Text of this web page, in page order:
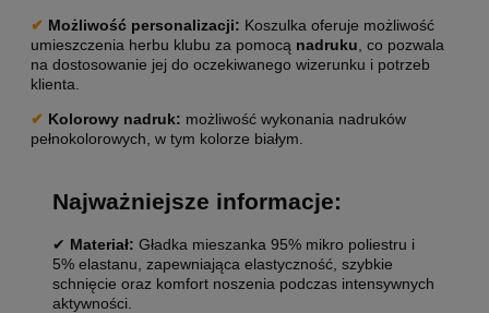
✔ Możliwość personalizacji: Koszulka oferuje możliwość
umieszczenia herbu klubu za pomocą nadruku , co pozwala
na dostosowanie jej do oczekiwanego wizerunku i potrzeb
klienta.
✔ Kolorowy nadruk: możliwość wykonania nadruków
pełnokolorowych, w tym kolorze białym.
Najważniejsze informacje:
✔ Materiał: Gładka mieszanka 95% mikro poliestru i
5% elastanu, zapewniająca elastyczność, szybkie
schnięcie oraz komfort noszenia podczas intensywnych
aktywności.